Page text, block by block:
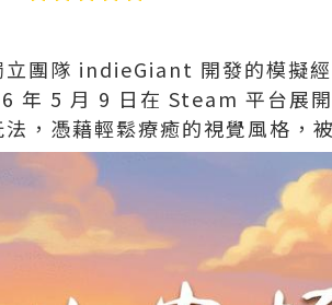
立團隊 indieGiant 開發的模擬
年 5 月 9 日在 Steam 平台展
法，憑藉輕鬆療癒的視覺風格，